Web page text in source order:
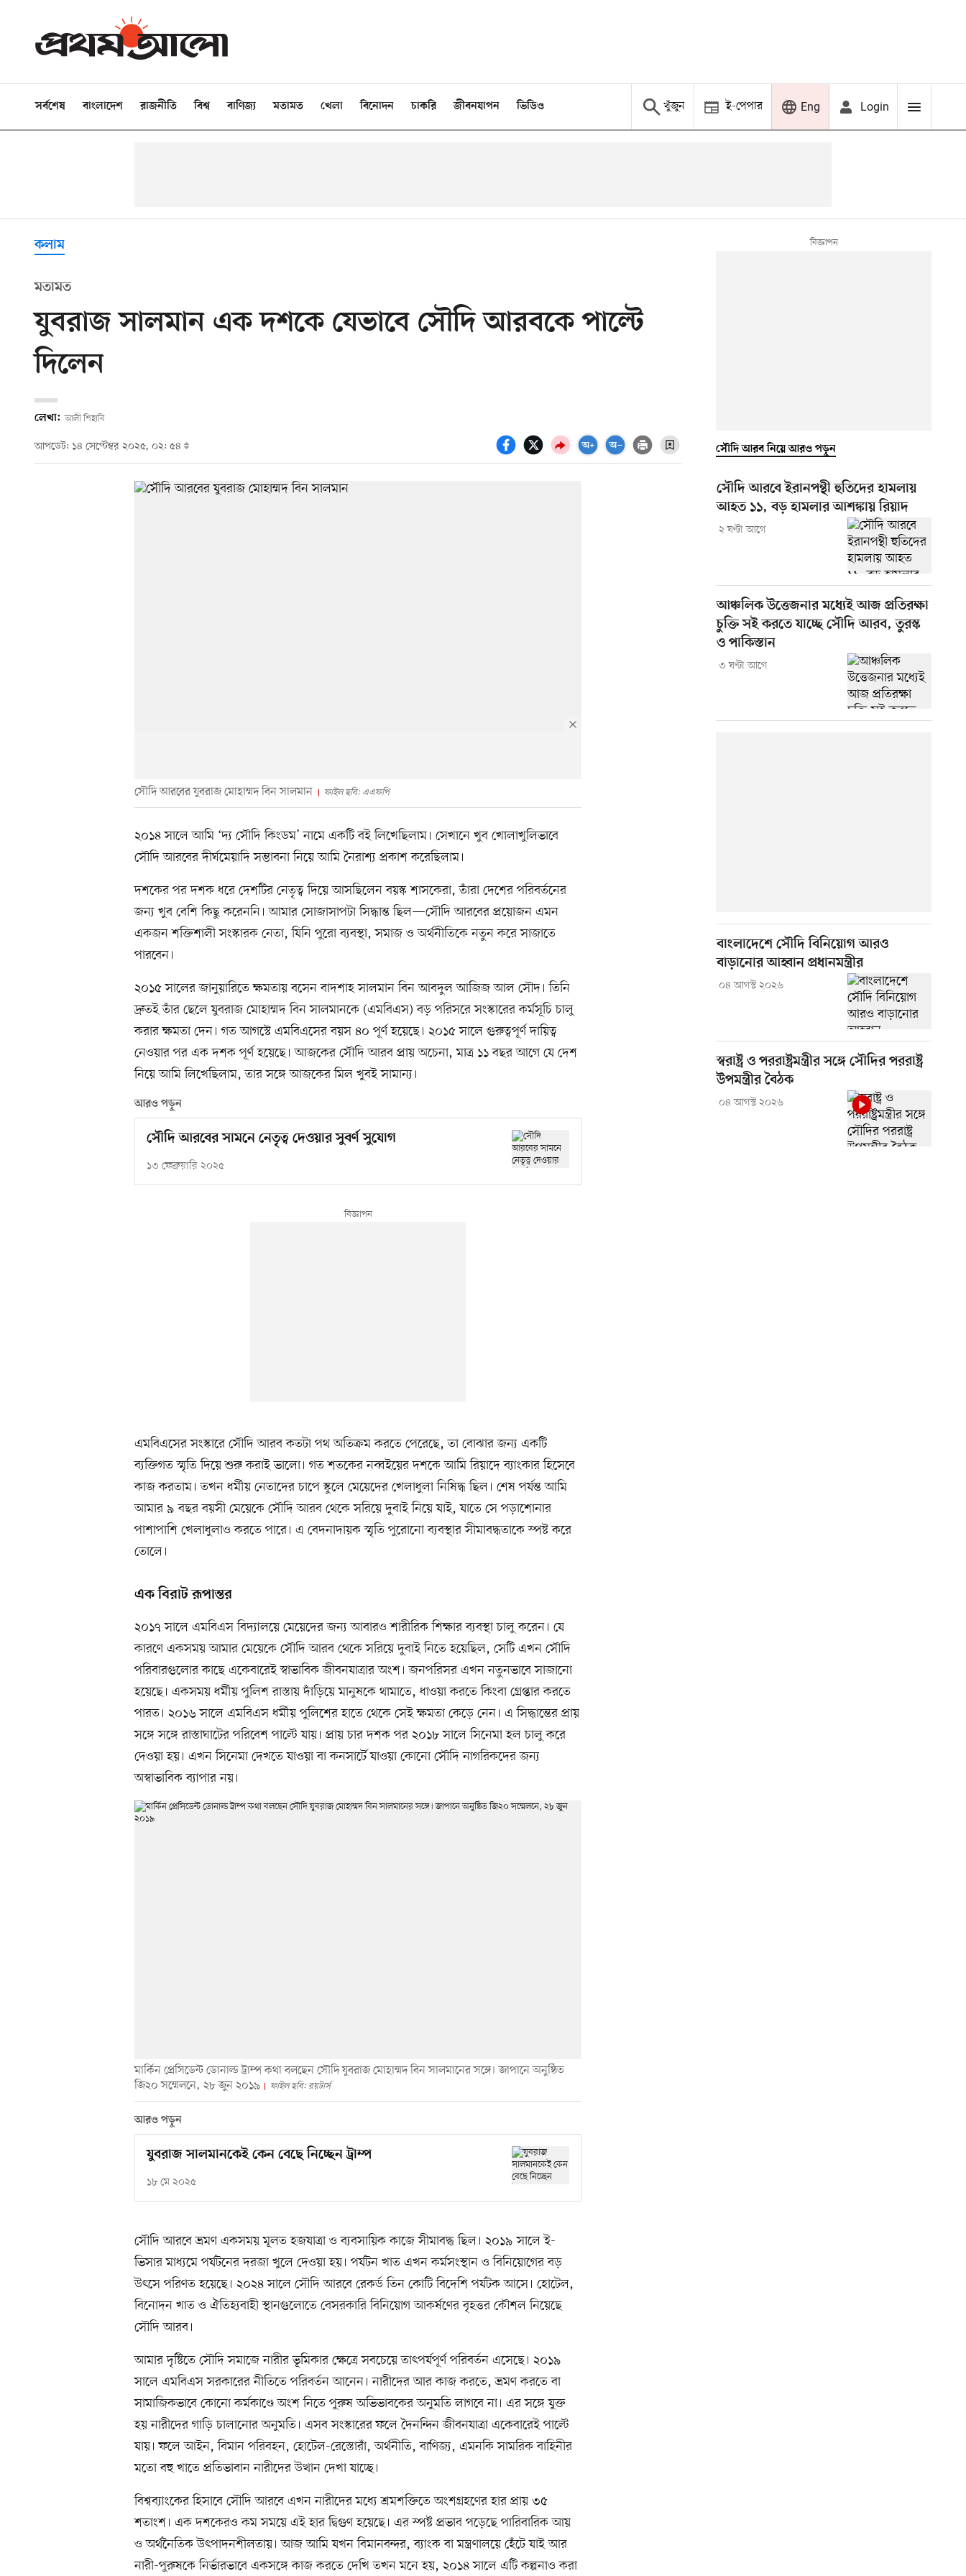
সর্বশেষ বাংলাদেশ রাজনীতি বিশ্ব বাণিজ্য মতামত খেলা বিনোদন চাকরি জীবনযাপন ভিডিও খুঁজুন ই-পেপার Eng Login
কলাম
মতামত
যুবরাজ সালমান এক দশকে যেভাবে সৌদি আরবকে পাল্টে
দিলেন
লেখা: আলী শিহাবি
আপডেট: ১৪ সেপ্টেম্বর ২০২৫, ০২: ৫৪
সৌদি আরবের যুবরাজ মোহাম্মদ বিন সালমান ফাইল ছবি: এএফপি
২০১৪ সালে আমি ‘দ্য সৌদি কিংডম’ নামে একটি বই লিখেছিলাম। সেখানে খুব খোলাখুলিভাবে
সৌদি আরবের দীর্ঘমেয়াদি সম্ভাবনা নিয়ে আমি নৈরাশ্য প্রকাশ করেছিলাম।
দশকের পর দশক ধরে দেশটির নেতৃত্ব দিয়ে আসছিলেন বয়স্ক শাসকেরা, তাঁরা দেশের পরিবর্তনের
জন্য খুব বেশি কিছু করেননি। আমার সোজাসাপটা সিদ্ধান্ত ছিল—সৌদি আরবের প্রয়োজন এমন
একজন শক্তিশালী সংস্কারক নেতা, যিনি পুরো ব্যবস্থা, সমাজ ও অর্থনীতিকে নতুন করে সাজাতে
পারবেন।
২০১৫ সালের জানুয়ারিতে ক্ষমতায় বসেন বাদশাহ সালমান বিন আবদুল আজিজ আল সৌদ। তিনি
দ্রুতই তাঁর ছেলে যুবরাজ মোহাম্মদ বিন সালমানকে (এমবিএস) বড় পরিসরে সংস্কারের কর্মসূচি চালু
করার ক্ষমতা দেন। গত আগস্টে এমবিএসের বয়স ৪০ পূর্ণ হয়েছে। ২০১৫ সালে গুরুত্বপূর্ণ দায়িত্ব
নেওয়ার পর এক দশক পূর্ণ হয়েছে। আজকের সৌদি আরব প্রায় অচেনা, মাত্র ১১ বছর আগে যে দেশ
নিয়ে আমি লিখেছিলাম, তার সঙ্গে আজকের মিল খুবই সামান্য।
আরও পড়ুন
সৌদি আরবের সামনে নেতৃত্ব দেওয়ার সুবর্ণ সুযোগ
১৩ ফেব্রুয়ারি ২০২৫
এমবিএসের সংস্কারে সৌদি আরব কতটা পথ অতিক্রম করতে পেরেছে, তা বোঝার জন্য একটি
ব্যক্তিগত স্মৃতি দিয়ে শুরু করাই ভালো। গত শতকের নব্বইয়ের দশকে আমি রিয়াদে ব্যাংকার হিসেবে
কাজ করতাম। তখন ধর্মীয় নেতাদের চাপে স্কুলে মেয়েদের খেলাধুলা নিষিদ্ধ ছিল। শেষ পর্যন্ত আমি
আমার ৯ বছর বয়সী মেয়েকে সৌদি আরব থেকে সরিয়ে দুবাই নিয়ে যাই, যাতে সে পড়াশোনার
পাশাপাশি খেলাধুলাও করতে পারে। এ বেদনাদায়ক স্মৃতি পুরোনো ব্যবস্থার সীমাবদ্ধতাকে স্পষ্ট করে
তোলে।
এক বিরাট রূপান্তর
২০১৭ সালে এমবিএস বিদ্যালয়ে মেয়েদের জন্য আবারও শারীরিক শিক্ষার ব্যবস্থা চালু করেন। যে
কারণে একসময় আমার মেয়েকে সৌদি আরব থেকে সরিয়ে দুবাই নিতে হয়েছিল, সেটি এখন সৌদি
পরিবারগুলোর কাছে একেবারেই স্বাভাবিক জীবনযাত্রার অংশ। জনপরিসর এখন নতুনভাবে সাজানো
হয়েছে। একসময় ধর্মীয় পুলিশ রাস্তায় দাঁড়িয়ে মানুষকে থামাতে, ধাওয়া করতে কিংবা গ্রেপ্তার করতে
পারত। ২০১৬ সালে এমবিএস ধর্মীয় পুলিশের হাতে থেকে সেই ক্ষমতা কেড়ে নেন। এ সিদ্ধান্তের প্রায়
সঙ্গে সঙ্গে রাস্তাঘাটের পরিবেশ পাল্টে যায়। প্রায় চার দশক পর ২০১৮ সালে সিনেমা হল চালু করে
দেওয়া হয়। এখন সিনেমা দেখতে যাওয়া বা কনসার্টে যাওয়া কোনো সৌদি নাগরিকদের জন্য
অস্বাভাবিক ব্যাপার নয়।
মার্কিন প্রেসিডেন্ট ডোনাল্ড ট্রাম্প কথা বলছেন সৌদি যুবরাজ মোহাম্মদ বিন সালমানের সঙ্গে। জাপানে অনুষ্ঠিত
জি২০ সম্মেলনে, ২৮ জুন ২০১৯
ফাইল ছবি: রয়টার্স
আরও পড়ুন
যুবরাজ সালমানকেই কেন বেছে নিচ্ছেন ট্রাম্প
১৮ মে ২০২৫
সৌদি আরবে ভ্রমণ একসময় মূলত হজযাত্রা ও ব্যবসায়িক কাজে সীমাবদ্ধ ছিল। ২০১৯ সালে ই-
ভিসার মাধ্যমে পর্যটনের দরজা খুলে দেওয়া হয়। পর্যটন খাত এখন কর্মসংস্থান ও বিনিয়োগের বড়
উৎসে পরিণত হয়েছে। ২০২৪ সালে সৌদি আরবে রেকর্ড তিন কোটি বিদেশি পর্যটক আসে। হোটেল,
বিনোদন খাত ও ঐতিহ্যবাহী স্থানগুলোতে বেসরকারি বিনিয়োগ আকর্ষণের বৃহত্তর কৌশল নিয়েছে
সৌদি আরব।
আমার দৃষ্টিতে সৌদি সমাজে নারীর ভূমিকার ক্ষেত্রে সবচেয়ে তাৎপর্যপূর্ণ পরিবর্তন এসেছে। ২০১৯
সালে এমবিএস সরকারের নীতিতে পরিবর্তন আনেন। নারীদের আর কাজ করতে, ভ্রমণ করতে বা
সামাজিকভাবে কোনো কর্মকাণ্ডে অংশ নিতে পুরুষ অভিভাবকের অনুমতি লাগবে না। এর সঙ্গে যুক্ত
হয় নারীদের গাড়ি চালানোর অনুমতি। এসব সংস্কারের ফলে দৈনন্দিন জীবনযাত্রা একেবারেই পাল্টে
যায়। ফলে আইন, বিমান পরিবহন, হোটেল-রেস্তোরাঁ, অর্থনীতি, বাণিজ্য, এমনকি সামরিক বাহিনীর
মতো বহু খাতে প্রতিভাবান নারীদের উত্থান দেখা যাচ্ছে।
বিশ্বব্যাংকের হিসাবে সৌদি আরবে এখন নারীদের মধ্যে শ্রমশক্তিতে অংশগ্রহণের হার প্রায় ৩৫
শতাংশ। এক দশকেরও কম সময়ে এই হার দ্বিগুণ হয়েছে। এর স্পষ্ট প্রভাব পড়েছে পারিবারিক আয়
ও অর্থনৈতিক উৎপাদনশীলতায়। আজ আমি যখন বিমানবন্দর, ব্যাংক বা মন্ত্রণালয়ে হেঁটে যাই আর
নারী-পুরুষকে নির্ভারভাবে একসঙ্গে কাজ করতে দেখি তখন মনে হয়, ২০১৪ সালে এটি কল্পনাও করা
সৌদি আরব নিয়ে আরও পড়ুন
সৌদি আরবে ইরানপন্থী হুতিদের হামলায়
আহত ১১, বড় হামলার আশঙ্কায় রিয়াদ
২ ঘণ্টা আগে
আঞ্চলিক উত্তেজনার মধ্যেই আজ প্রতিরক্ষা
চুক্তি সই করতে যাচ্ছে সৌদি আরব, তুরস্ক
ও পাকিস্তান
৩ ঘণ্টা আগে
বাংলাদেশে সৌদি বিনিয়োগ আরও
বাড়ানোর আহ্বান প্রধানমন্ত্রীর
০৪ আগস্ট ২০২৬
স্বরাষ্ট্র ও পররাষ্ট্রমন্ত্রীর সঙ্গে সৌদির পররাষ্ট্র
উপমন্ত্রীর বৈঠক
০৪ আগস্ট ২০২৬